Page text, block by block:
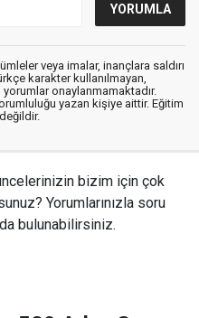
veya imalar, inançlara saldırı
karakter kullanılmayan,
yorumlar onaylanmamaktadır.
yazan kişiye aittir. Eğitim
bizim için çok
Yorumlarınızla soru
bulunabilirsiniz.